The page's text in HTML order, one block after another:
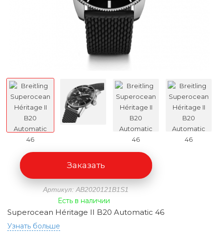
Артикул: AB2020121B1S1
Есть в наличии
Superocean Héritage II B20 Automatic 46
Узнать больше
Заказать